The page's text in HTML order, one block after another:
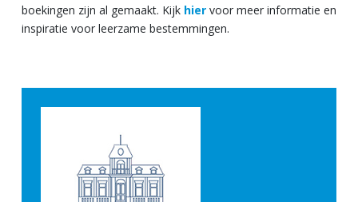
boekingen zijn al gemaakt. Kijk hier voor meer informatie en
inspiratie voor leerzame bestemmingen.